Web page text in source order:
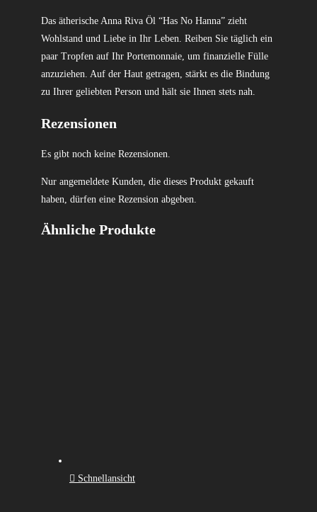
Das ätherische Anna Riva Öl “Has No Hanna” zieht
Wohlstand und Liebe in Ihr Leben. Reiben Sie täglich ein
paar Tropfen auf Ihr Portemonnaie, um finanzielle Fülle
anzuziehen. Auf der Haut getragen, stärkt es die Bindung
zu Ihrer geliebten Person und hält sie Ihnen stets nah.
Rezensionen
Es gibt noch keine Rezensionen.
Nur angemeldete Kunden, die dieses Produkt gekauft
haben, dürfen eine Rezension abgeben.
Ähnliche Produkte
Schnellansicht